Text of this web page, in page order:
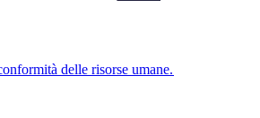
delle risorse umane.​​